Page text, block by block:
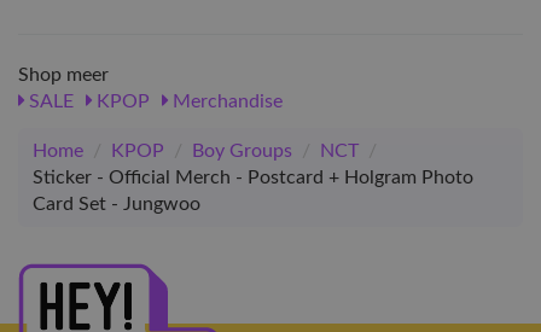
Shop meer
SALE
KPOP Merchandise
Home / KPOP / Boy Groups / NCT
/
Sticker - Official Merch - Postcard + Holgram Photo
Card Set - Jungwoo